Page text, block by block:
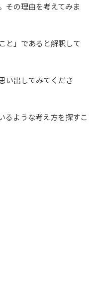
その理由を考えてみま
と」であると解釈して
い出してみてくださ
るような考え方を探すこ